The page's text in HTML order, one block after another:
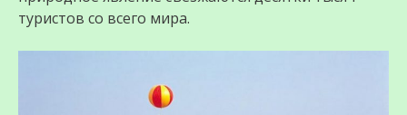
туристов со всего мира.